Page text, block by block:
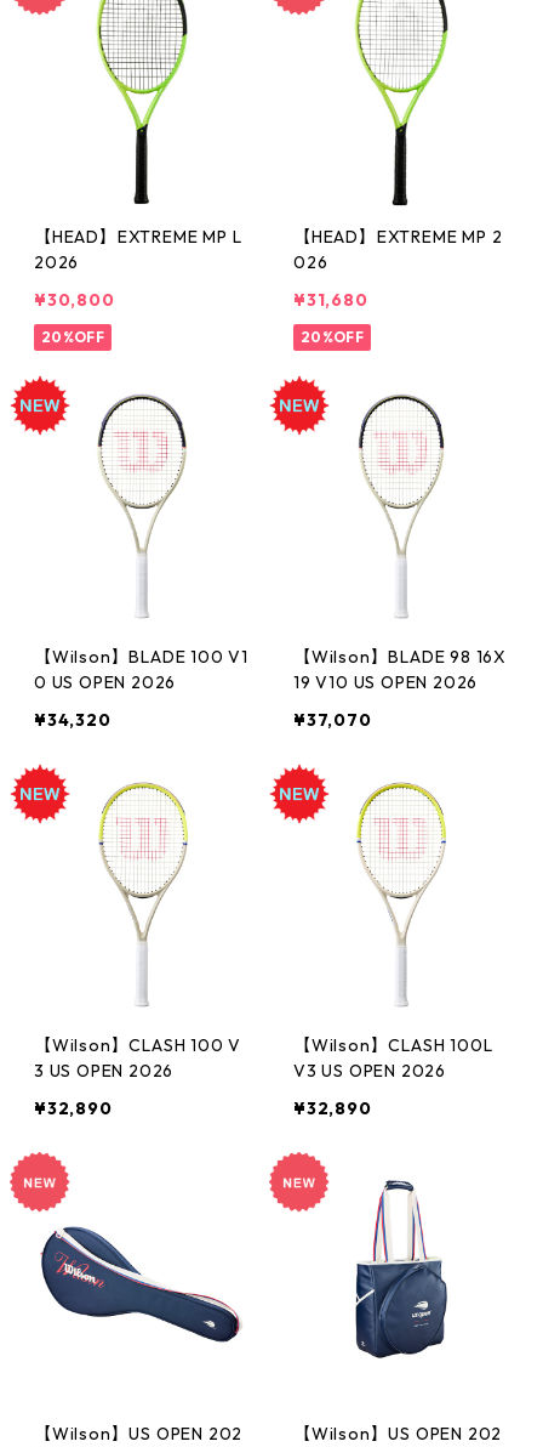
【HEAD】EXTREME MP L
2026
¥30,800
20%OFF
【HEAD】EXTREME MP 2
026
¥31,680
20%OFF
【Wilson】BLADE 100 V1
0 US OPEN 2026
¥34,320
【Wilson】BLADE 98 16X
19 V10 US OPEN 2026
¥37,070
【Wilson】CLASH 100 V
3 US OPEN 2026
¥32,890
【Wilson】CLASH 100L
V3 US OPEN 2026
¥32,890
【Wilson】US OPEN 202
【Wilson】US OPEN 202